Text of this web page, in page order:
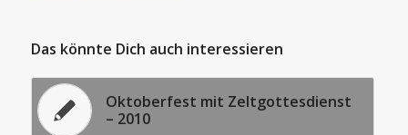
Das könnte Dich auch interessieren
Oktoberfest mit Zeltgottesdienst
– 2010